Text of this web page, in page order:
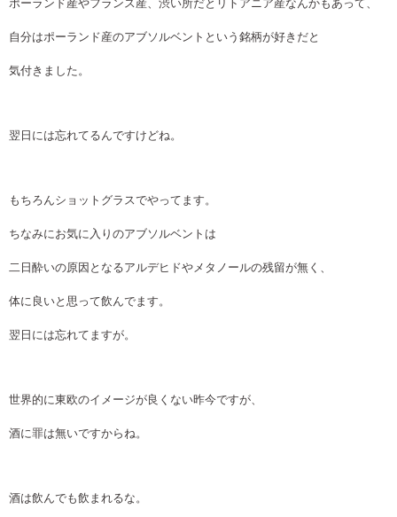
ポーランド産やフランス産、渋い所だとリトアニア産なんかもあって、
自分はポーランド産のアブソルベントという銘柄が好きだと
気付きました。
翌日には忘れてるんですけどね。
もちろんショットグラスでやってます。
ちなみにお気に入りのアブソルベントは
二日酔いの原因となるアルデヒドやメタノールの残留が無く、
体に良いと思って飲んでます。
翌日には忘れてますが。
世界的に東欧のイメージが良くない昨今ですが、
酒に罪は無いですからね。
酒は飲んでも飲まれるな。